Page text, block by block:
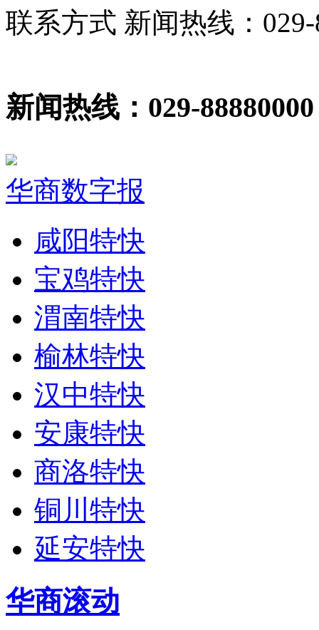
联系方式 新闻热线：029-
新闻热线：029-88880000
华商数字报
咸阳特快
宝鸡特快
渭南特快
榆林特快
汉中特快
安康特快
商洛特快
铜川特快
延安特快
华商滚动